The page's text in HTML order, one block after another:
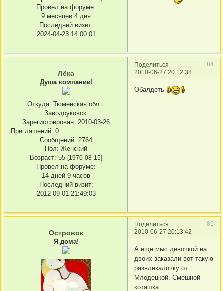
Провел на форуме:
9 месяцев 4 дня
Последний визит:
2024-04-23 14:00:01
Поделиться
84
2010-06-27 20:12:38
Лёка
Душа компании!
Откуда: Тюменская обл.г.
Заводоуковск.
Зарегистрирован: 2010-03-26
Приглашений: 0
Сообщений: 2764
Пол: Женский
Возраст: 55 [1970-08-15]
Провел на форуме:
14 дней 9 часов
Последний визит:
2012-09-01 21:49:03
Обалдеть
Поделиться
85
2010-06-27 20:13:42
Островок
Я дома!
А еще мыс девочкой на
двоих заказали вот такую
развлекалочку от
Млодецкой. Смешной
котяшка...